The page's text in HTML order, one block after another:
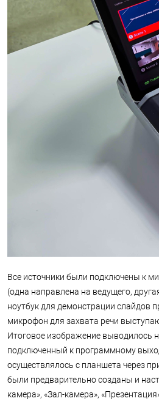
Все источники были подключены к
(одна направлена на ведущего,
ноутбук для демонстрации слайдов
микрофон для захвата речи
Итоговое изображение выводилось
подключенный к программному
осуществлялось с планшета через
были предварительно созданы и
камера», «Зал-камера»,